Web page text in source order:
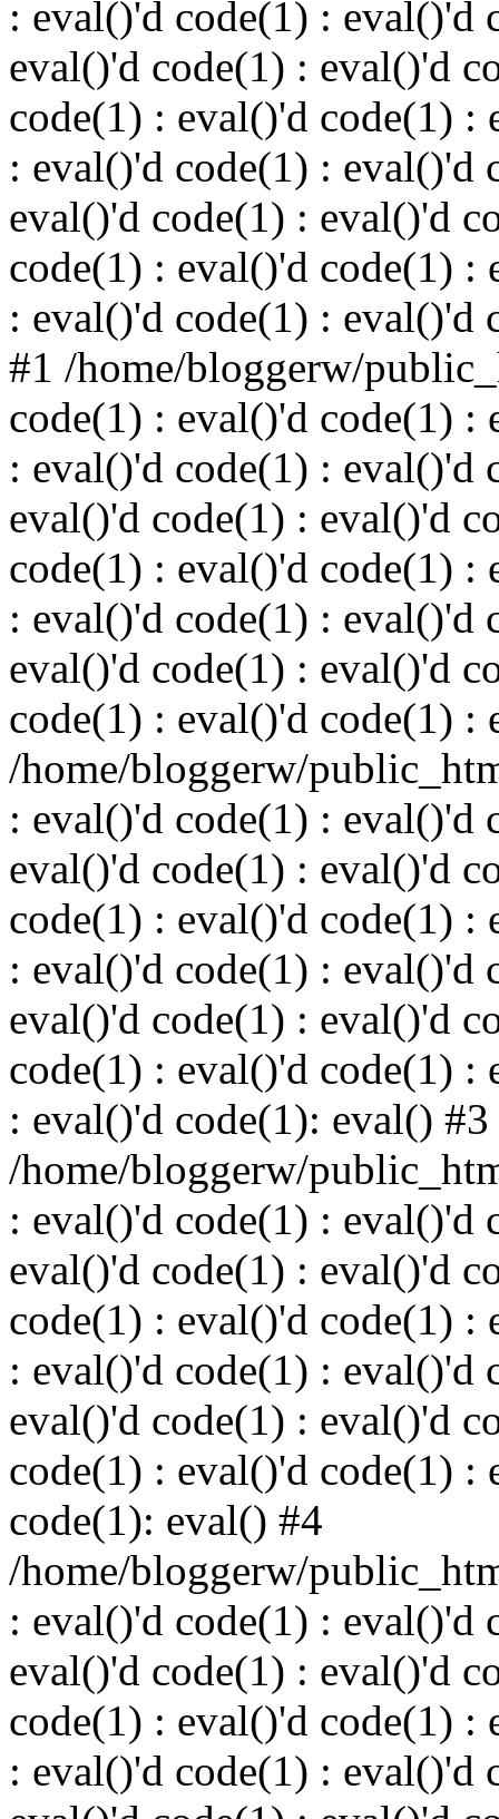
: eval()'d code(1) : eval()'d
eval()'d code(1) : eval()'d
code(1) : eval()'d code(1) :
: eval()'d code(1) : eval()'d
eval()'d code(1) : eval()'d
code(1) : eval()'d code(1) :
: eval()'d code(1) : eval()'d
#1 /home/bloggerw/
code(1) : eval()'d code(1) :
: eval()'d code(1) : eval()'d
eval()'d code(1) : eval()'d
code(1) : eval()'d code(1) :
: eval()'d code(1) : eval()'d
eval()'d code(1) : eval()'d
code(1) : eval()'d code(1) :
/home/bloggerw/
: eval()'d code(1) : eval()'d
eval()'d code(1) : eval()'d
code(1) : eval()'d code(1) :
: eval()'d code(1) : eval()'d
eval()'d code(1) : eval()'d
code(1) : eval()'d code(1) :
: eval()'d code(1): eval() #3
/home/bloggerw/
: eval()'d code(1) : eval()'d
eval()'d code(1) : eval()'d
code(1) : eval()'d code(1) :
: eval()'d code(1) : eval()'d
eval()'d code(1) : eval()'d
code(1) : eval()'d code(1) :
code(1): eval() #4
/home/bloggerw/
: eval()'d code(1) : eval()'d
eval()'d code(1) : eval()'d
code(1) : eval()'d code(1) :
: eval()'d code(1) : eval()'d